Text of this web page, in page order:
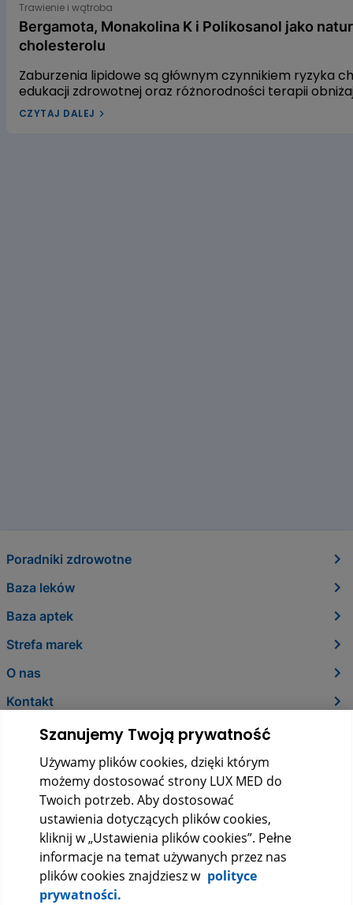
Trawienie i wątroba
Bergamota, Monakolina K i Polikosanol jako
cholesterolu
Zaburzenia lipidowe są głównym czynnikiem ryzyka
edukacji zdrowotnej oraz różnorodności terapii
leczenia dyslipidemii w Polsce pozostaje
dyslipidemią? W naszym artykule przyjrzymy się
CZYTAJ DALEJ
Poradniki zdrowotne
Baza leków
Baza aptek
Strefa marek
O nas
Kontakt
LUX MED Sp. z o.o.
ul. Szturmowa 2, 02-678 Warszawa
KRS: 0000265353
Szanujemy Twoją prywatność
Używamy plików cookies, dzięki którym
możemy dostosować strony LUX MED do
Twoich potrzeb. Aby dostosować
ustawienia dotyczących plików cookies,
kliknij w „Ustawienia plików cookies”. Pełne
informacje na temat używanych przez nas
plików cookies znajdziesz w polityce
prywatności.